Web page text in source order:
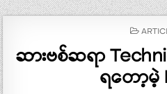
ဆားဗစ်ဆရာ‌
ရတော့မဲ့